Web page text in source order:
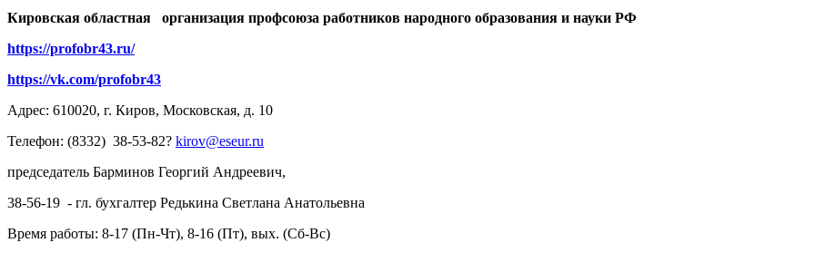
Кировская областная организация профсоюза работников народного образования и науки РФ
https://profobr43.ru/
https://vk.com/profobr43
Адрес: 610020, г. Киров, Московская, д. 10
Телефон: (8332) 38-53-82? kirov@eseur.ru
председатель Барминов Георгий Андреевич,
38-56-19 - гл. бухгалтер Редькина Светлана Анатольевна
Время работы: 8-17 (Пн-Чт), 8-16 (Пт), вых. (Сб-Вс)